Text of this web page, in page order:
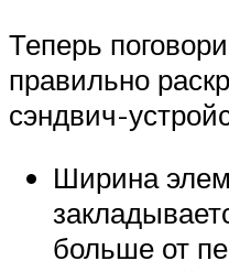
Теперь
правильно
сэндвич-
Ширина
больше от